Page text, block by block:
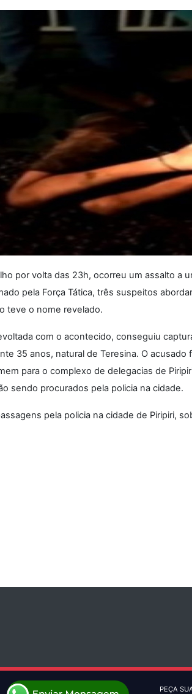
por volta das 23h, ocorreu um assalto a
pela Força Tática, três suspeitos
teve o nome revelado.
com o acontecido, conseguiu
35 anos, natural de Teresina. O acusado
para o complexo de delegacias de
sendo procurados pela policia na cidade.
pela policia na cidade de Piripiri,
PEÇA